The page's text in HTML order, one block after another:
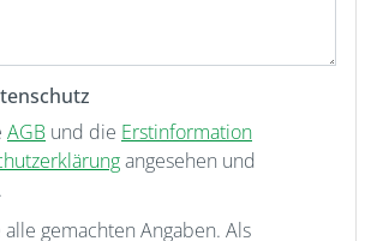
AGB und die Erstinformation
angesehen und
gemachten Angaben. Als